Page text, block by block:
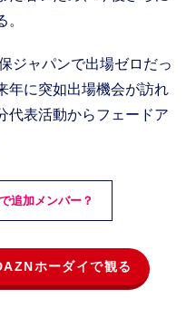
ジャパンで出場ゼロだっ
年に突如出場機会が訪れ
代表活動からフェードア
追加メンバー？
ホーダイで観る